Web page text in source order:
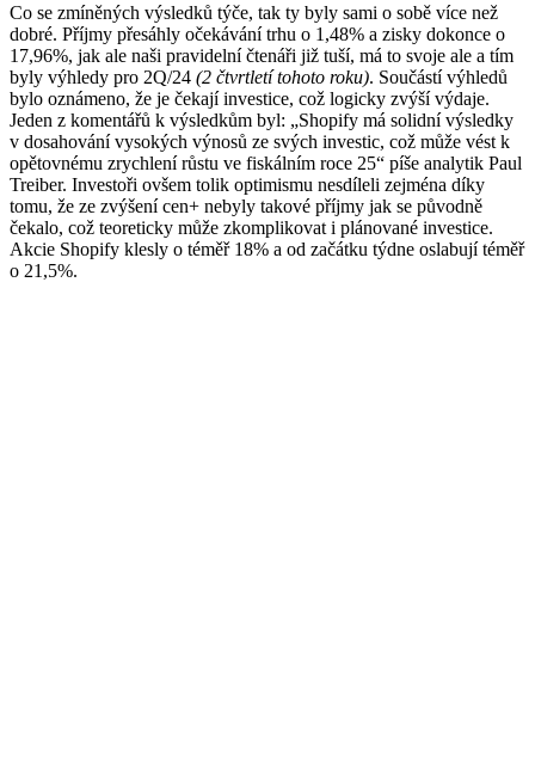
Co se zmíněných výsledků týče, tak ty byly sami o sobě více než
dobré. Příjmy přesáhly očekávání trhu o 1,48% a zisky dokonce o
17,96%, jak ale naši pravidelní čtenáři již tuší, má to svoje ale a tím
byly výhledy pro 2Q/24 (2 čtvrtletí tohoto roku). Součástí výhledů
bylo oznámeno, že je čekají investice, což logicky zvýší výdaje.
Jeden z komentářů k výsledkům byl: „Shopify má solidní výsledky
v dosahování vysokých výnosů ze svých investic, což může vést k
opětovnému zrychlení růstu ve fiskálním roce 25“ píše analytik Paul
Treiber. Investoři ovšem tolik optimismu nesdíleli zejména díky
tomu, že ze zvýšení cen+ nebyly takové příjmy jak se původně
čekalo, což teoreticky může zkomplikovat i plánované investice.
Akcie Shopify klesly o téměř 18% a od začátku týdne oslabují téměř
o 21,5%.